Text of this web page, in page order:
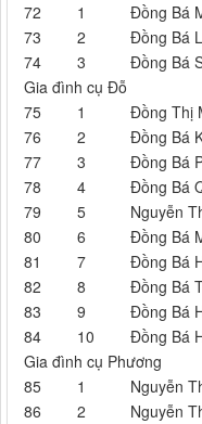
72
1
Đồng Bá
73
2
Đồng Bá
74
3
Đồng Bá
Gia đình cụ Đỗ
75
1
Đồng Thị
76
2
Đồng Bá
77
3
Đồng Bá
78
4
Đồng Bá
79
5
Nguyễn
80
6
Đồng Bá
81
7
Đồng Bá
82
8
Đồng Bá
83
9
Đồng Bá
84
10
Đồng Bá
Gia đình cụ Phương
85
1
Nguyễn
86
2
Nguyễn